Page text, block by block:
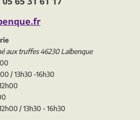
aux truffes 46230 Lalbenque
/ 13h30 -16h30
/ 13h30 - 16h30